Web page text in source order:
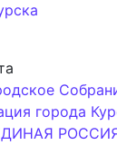
города